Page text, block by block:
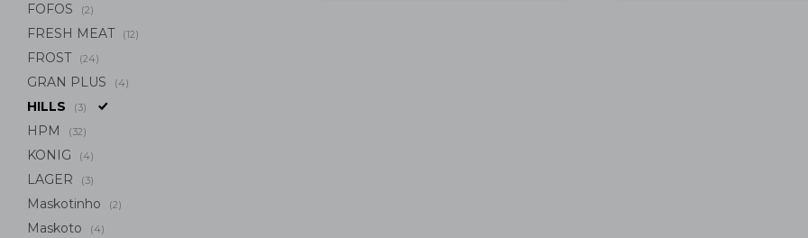
FOFOS (2)
FRESH MEAT (12)
FROST (24)
GRAN PLUS (4)
HILLS (3)
HPM (32)
KONIG (4)
LAGER (3)
Maskotinho (2)
Maskoto (4)